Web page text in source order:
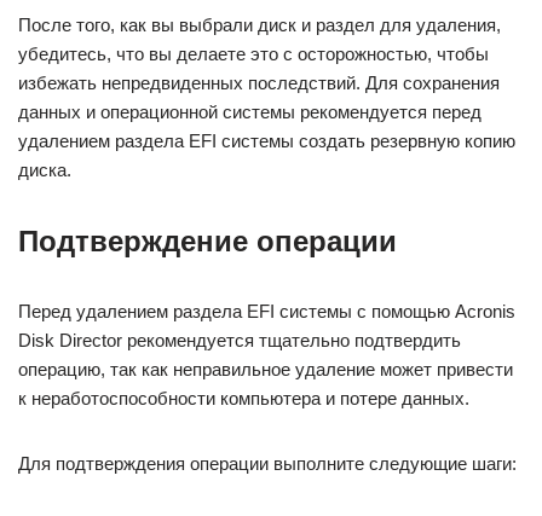
После того, как вы выбрали диск и раздел для удаления,
убедитесь, что вы делаете это с осторожностью, чтобы
избежать непредвиденных последствий. Для сохранения
данных и операционной системы рекомендуется перед
удалением раздела EFI системы создать резервную копию
диска.
Подтверждение операции
Перед удалением раздела EFI системы с помощью Acronis
Disk Director рекомендуется тщательно подтвердить
операцию, так как неправильное удаление может привести
к неработоспособности компьютера и потере данных.
Для подтверждения операции выполните следующие шаги: